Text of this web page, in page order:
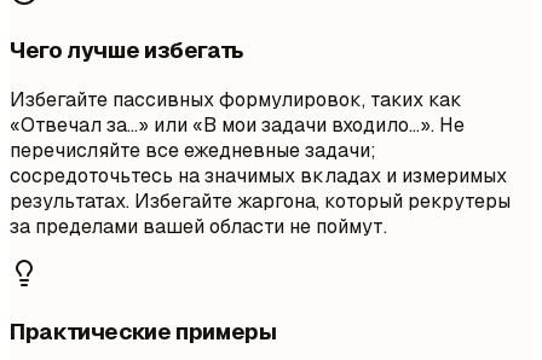
Чего лучше избегать
Избегайте пассивных формулировок, таких как
«Отвечал за…» или «В мои задачи входило…». Не
перечисляйте все ежедневные задачи;
сосредоточьтесь на значимых вкладах и измеримых
результатах. Избегайте жаргона, который рекрутеры
за пределами вашей области не поймут.
Практические примеры